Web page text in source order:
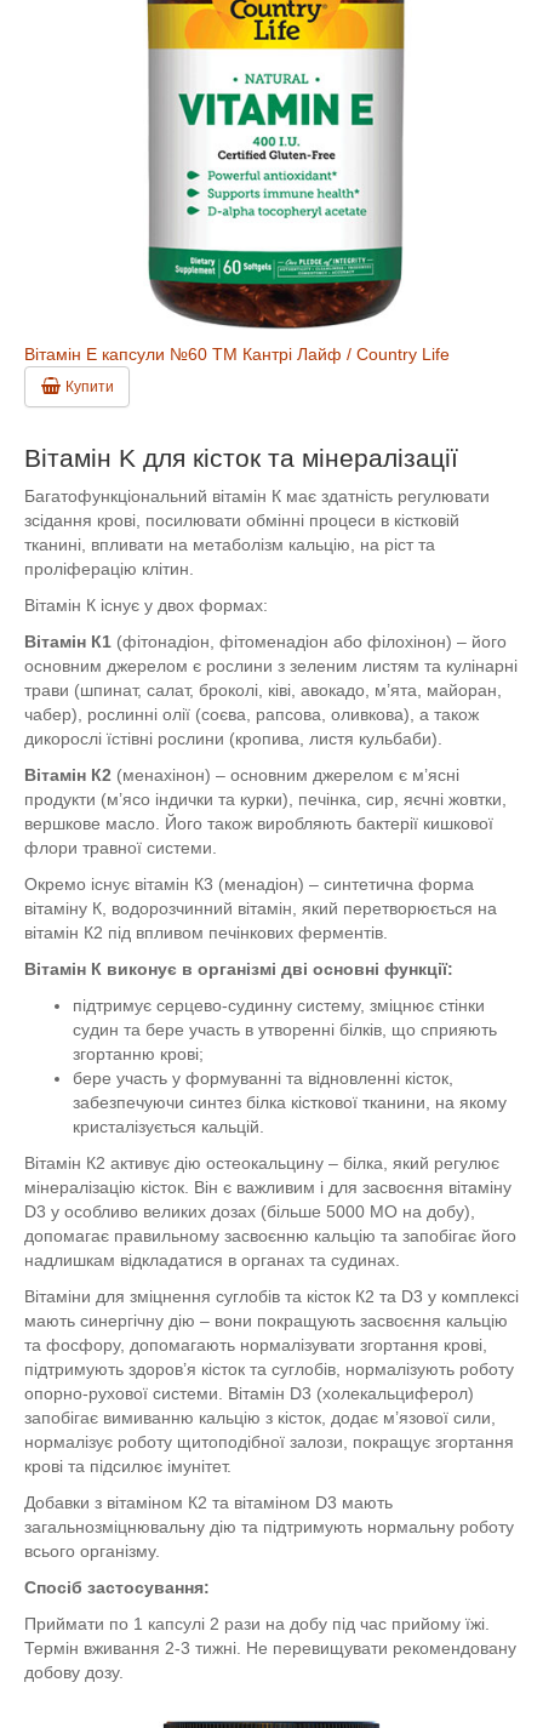
Вітамін E капсули №60 ТМ Кантрі Лайф / Country Life
Купити
Вітамін K для кісток та мінералізації
Багатофункціональний вітамін К має здатність регулювати
зсідання крові, посилювати обмінні процеси в кістковій
тканині, впливати на метаболізм кальцію, на ріст та
проліферацію клітин.
Вітамін К існує у двох формах:
Вітамін К1 (фітонадіон, фітоменадіон або філохінон) – його
основним джерелом є рослини з зеленим листям та кулінарні
трави (шпинат, салат, броколі, ківі, авокадо, м’ята, майоран,
чабер), рослинні олії (соєва, рапсова, оливкова), а також
дикорослі їстівні рослини (кропива, листя кульбаби).
Вітамін К2 (менахінон) – основним джерелом є м’ясні
продукти (м’ясо індички та курки), печінка, сир, яєчні жовтки,
вершкове масло. Його також виробляють бактерії кишкової
флори травної системи.
Окремо існує вітамін К3 (менадіон) – синтетична форма
вітаміну К, водорозчинний вітамін, який перетворюється на
вітамін К2 під впливом печінкових ферментів.
Вітамін К виконує в організмі дві основні функції:
підтримує серцево-судинну систему, зміцнює стінки
судин та бере участь в утворенні білків, що сприяють
згортанню крові;
бере участь у формуванні та відновленні кісток,
забезпечуючи синтез білка кісткової тканини, на якому
кристалізується кальцій.
Вітамін К2 активує дію остеокальцину – білка, який регулює
мінералізацію кісток. Він є важливим і для засвоєння вітаміну
D3 у особливо великих дозах (більше 5000 МО на добу),
допомагає правильному засвоєнню кальцію та запобігає його
надлишкам відкладатися в органах та судинах.
Вітаміни для зміцнення суглобів та кісток К2 та D3 у комплексі
мають синергічну дію – вони покращують засвоєння кальцію
та фосфору, допомагають нормалізувати згортання крові,
підтримують здоров’я кісток та суглобів, нормалізують роботу
опорно-рухової системи. Вітамін D3 (холекальциферол)
запобігає вимиванню кальцію з кісток, додає м’язової сили,
нормалізує роботу щитоподібної залози, покращує згортання
крові та підсилює імунітет.
Добавки з вітаміном К2 та вітаміном D3 мають
загальнозміцнювальну дію та підтримують нормальну роботу
всього організму.
Спосіб застосування:
Приймати по 1 капсулі 2 рази на добу під час прийому їжі.
Термін вживання 2-3 тижні. Не перевищувати рекомендовану
добову дозу.